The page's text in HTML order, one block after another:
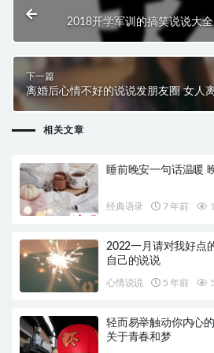
2018开学军训的搞笑说说大
下一篇
离婚后心情不好的说说发朋友圈 女人
相关文章
睡前晚安一句话温暖
经典语录 7 年前
2022一月请对我好点
自己的说说
心情说说 5 年前
轻而易举触动你内心
关于青春和梦